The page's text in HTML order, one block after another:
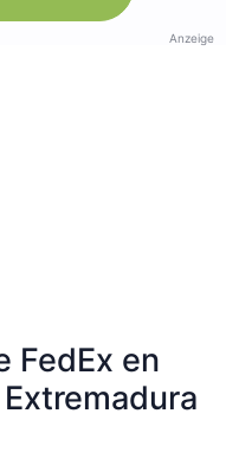
Anzeige
FedEx en